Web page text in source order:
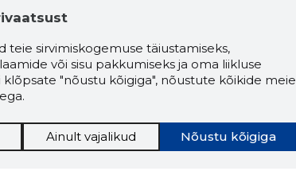
teie sirvimiskogemuse täiustamiseks,
või sisu pakkumiseks ja oma liikluse
klõpsate "nõustu kõigiga", nõustute kõikide meie
Nõustu kõigiga
Ainult vajalikud